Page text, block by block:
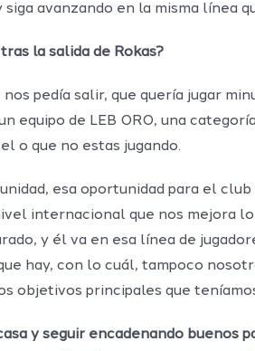
avanzando en la misma línea
la salida de Rokas?
nos pedía salir, que quería jugar
equipo de LEB ORO, una
o que no estas jugando.
esa oportunidad para el
internacional que nos mejora
y él va en esa línea de
hay, con lo cuál, tampoco
objetivos principales que
y seguir encadenando buenos